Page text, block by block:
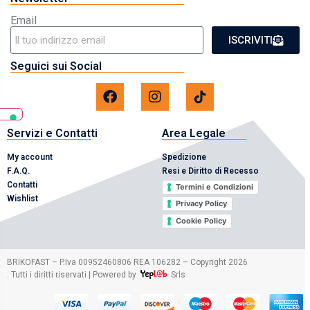
Email
ISCRIVITI
Seguici sui Social
Servizi e Contatti
My account
F.A.Q.
Contatti
Wishlist
Area Legale
Spedizione
Resi e Diritto di Recesso
Termini e Condizioni
Privacy Policy
Cookie Policy
BRIKOFAST – P.Iva 00952460806 REA 106282 – Copyright 2026
. Tutti i diritti riservati | Powered by
Srls